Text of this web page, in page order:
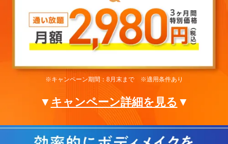
※キャンペーン期間：8月末まで ※適用条件あり
▼ キャンペーン詳細を見る ▼